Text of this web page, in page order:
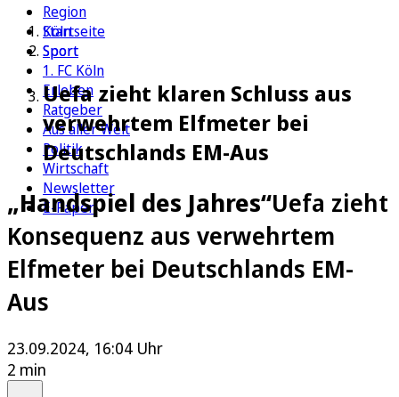
Region
Köln
Sport
1. FC Köln
Erleben
Ratgeber
Aus aller Welt
Politik
Wirtschaft
Newsletter
E-Paper
Startseite
Sport
Uefa zieht klaren Schluss aus
verwehrtem Elfmeter bei
Deutschlands EM-Aus
„Handspiel des Jahres“Uefa zieht
Konsequenz aus verwehrtem
Elfmeter bei Deutschlands EM-
Aus
23.09.2024, 16:04 Uhr
2 min